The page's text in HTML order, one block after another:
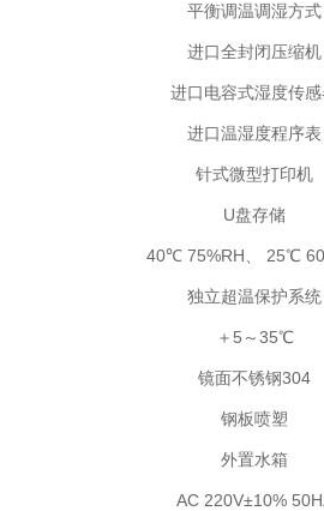
平衡调温调湿方式
进口全封闭压缩机
进口电容式湿度传
进口温湿度程序表
针式微型打印机
U盘存储
40℃ 75%RH、 25℃
独立超温保护系统
＋5～35℃
镜面不锈钢304
钢板喷塑
外置水箱
AC 220V±10%